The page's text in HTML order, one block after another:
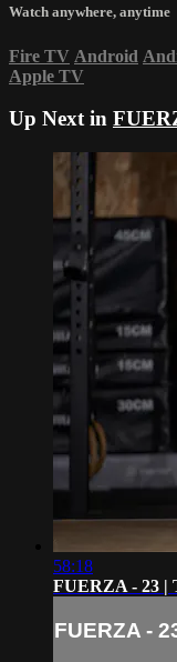
Watch anywhere, anytime
Fire TV Android
Apple TV
Up Next in
58:18
FUERZA - 23 |
FUERZA -